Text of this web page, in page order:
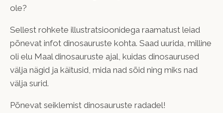
ole?
Sellest rohkete illustratsioonidega raamatust leiad
põnevat infot dinosauruste kohta. Saad uurida, milline
oli elu Maal dinosauruste ajal, kuidas dinosaurused
välja nägid ja käitusid, mida nad sõid ning miks nad
välja surid.
Põnevat seiklemist dinosauruste radadel!